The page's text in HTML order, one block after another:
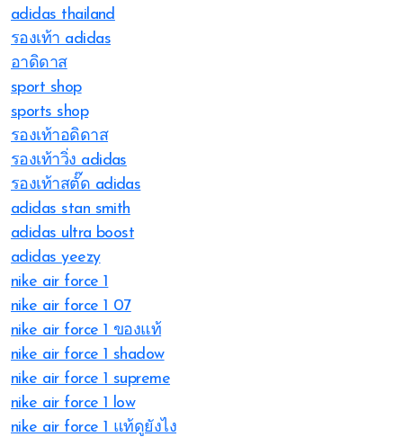
adidas thailand
รองเท้า adidas
อาดิดาส
sport shop
sports shop
รองเท้าอดิดาส
รองเท้าวิ่ง adidas
รองเท้าสตั๊ด adidas
adidas stan smith
adidas ultra boost
adidas yeezy
nike air force 1
nike air force 1 07
nike air force 1 ของแท้
nike air force 1 shadow
nike air force 1 supreme
nike air force 1 low
nike air force 1 แท้ดูยังไง